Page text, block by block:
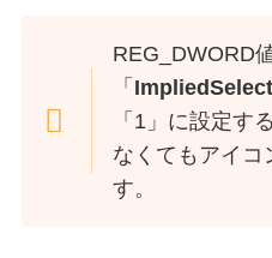
REG_DWORD
「
「1」に設定す
なくてもアイコ
す。